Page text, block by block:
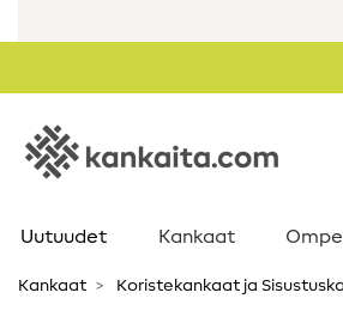
Uutuudet Kankaat
Kankaat Koristekankaat ja